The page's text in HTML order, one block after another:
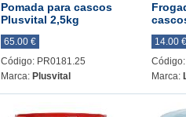
Pomada para cascos
Plusvital 2,5kg
65.00 €
Código: PR0181.25
Marca: Plusvital
14.00 €
Marca: